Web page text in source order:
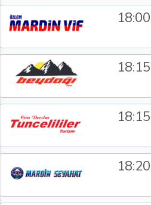
18:00
18:15
18:15
18:20